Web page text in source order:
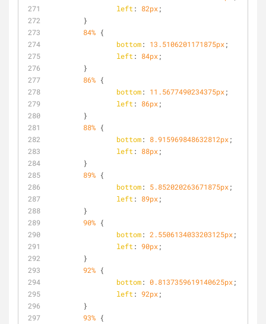
left : 82px;
	}
84% {
bottom: 13.5106201171875px;
left : 84px;
	}
86% {
bottom: 11.5677490234375px;
left : 86px;
	}
88% {
bottom: 8.915969848632812px;
left : 88px;
	}
89% {
bottom: 5.852020263671875px;
left : 89px;
	}
90% {
bottom: 2.5506134033203125px;
left : 90px;
	}
92% {
bottom: 0.8137359619140625px;
left : 92px;
	}
93% {